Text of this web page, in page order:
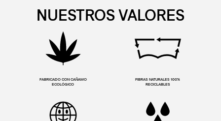
NUESTROS VALORES
FABRICADO CON CAÑAMO
ECOLÓGICO
FIBRAS NATURALES 100%
RECICLABLES